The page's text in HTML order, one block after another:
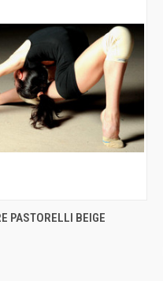
VIEW OPTIONS
PASTORELLI BEIGE